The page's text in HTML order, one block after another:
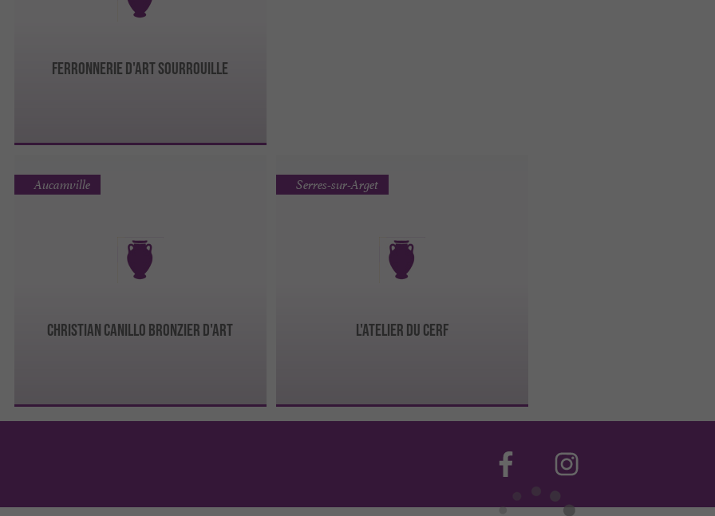
FERRONNERIE D'ART SOURROUILLE
CHRISTIAN CANILLO BRONZIER D'ART
Aucamville
L'Atelier du Cerf
Serres-sur-Arget